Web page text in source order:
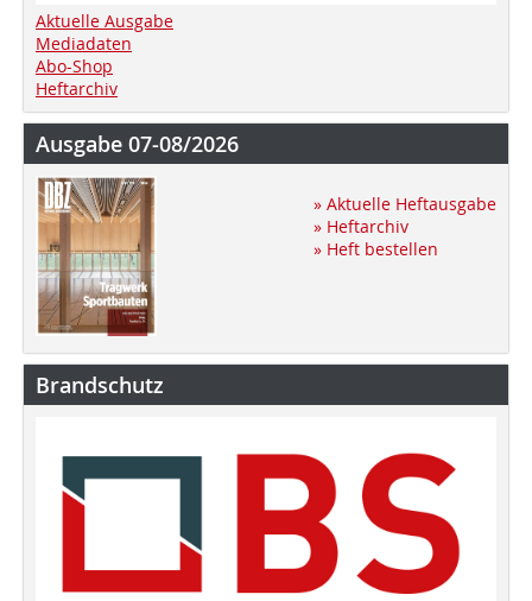
Aktuelle Ausgabe
Mediadaten
Abo-Shop
Heftarchiv
Ausgabe 07-08/2026
» Aktuelle Heftausgabe
» Heftarchiv
» Heft bestellen
Brandschutz